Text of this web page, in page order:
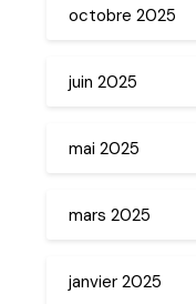
octobre 2025
juin 2025
mai 2025
mars 2025
janvier 2025